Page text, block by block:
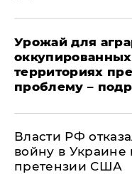
Урожай для
территориях
проблему –
Власти РФ
войну в Украине
претензии США